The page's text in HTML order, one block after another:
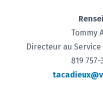
Tommy
Directeur au
819